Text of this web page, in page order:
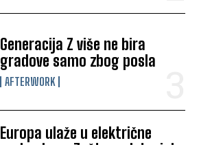
Generacija Z više ne bira
gradove samo zbog posla
AFTERWORK
Europa ulaže u električne